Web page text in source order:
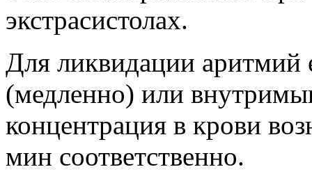
экстрасистолах.
Для ликвидации аритмий
(медленно) или
концентрация в крови
мин соответственно.